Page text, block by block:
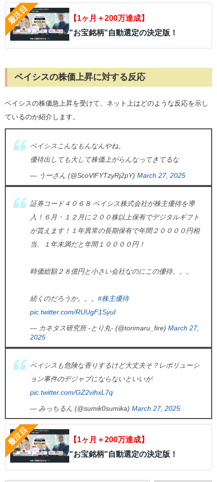
【1ヶ月＋200万達成】
"お宝銘柄"自動選定の決定版！
ベイシスの株価上昇に対する反応
ベイシスの株価急上昇を受けて、ネット上はどのような反応を示し
ているのか紹介します。
ベイシスこんなもんなんやね。
優待出しても大して株価上がらんなってきてるな
— うーさん (@ScoVlFYTzyRj2pY) March 27, 2025
証券コード４０６８ ベイシス株式会社が株主優待を導
入！６月・１２月に２００株以上保有でデジタルギフト
が貰えます！１年異常の長期保有で年間２００００円相
当、１年未満だと年間１００００円！
時価総額２８億円と小さい会社なのにこの優待。。。
続くのだろうか。。。 #株主優待
pic.twitter.com/RUUgF1SyuI
— カネタス研究所 -とり丸- (@torimaru_fire) March 27,
2025
ベイシスも危険な香りするけど大丈夫そ？レボリューシ
ョン事件のデジャブにならないといいが
pic.twitter.com/GZ2vihxL7q
— みっちるん (@sumik0sumika) March 27, 2025
【1ヶ月＋200万達成】
"お宝銘柄"自動選定の決定版！